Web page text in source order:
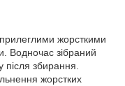
жорсткими
Водночас зібраний
після збирання.
жорстких